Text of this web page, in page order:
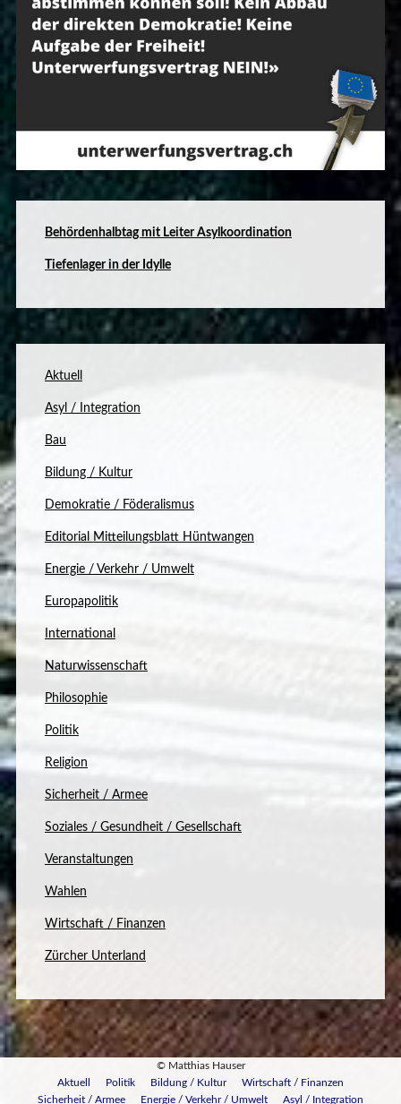
Behördenhalbtag mit Leiter Asylkoordination
Tiefenlager in der Idylle
Aktuell
Asyl / Integration
Bau
Bildung / Kultur
Demokratie / Föderalismus
Editorial Mitteilungsblatt Hüntwangen
Energie / Verkehr / Umwelt
Europapolitik
International
Naturwissenschaft
Philosophie
Politik
Religion
Sicherheit / Armee
Soziales / Gesundheit / Gesellschaft
Veranstaltungen
Wahlen
Wirtschaft / Finanzen
Zürcher Unterland
© Matthias Hauser
Aktuell
Politik Bildung / Kultur
Wirtschaft / Finanzen
Sicherheit / Armee
Energie / Verkehr / Umwelt Asyl / Integration